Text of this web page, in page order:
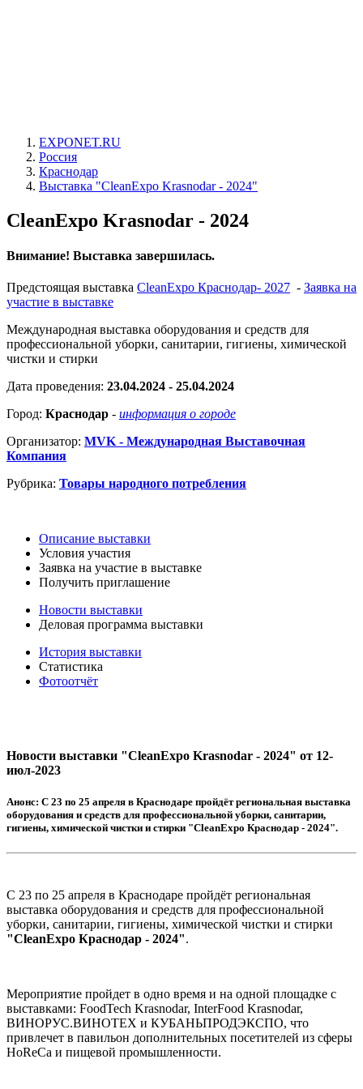
EXPONET.RU
Россия
Краснодар
Выставка "CleanExpo Krasnodar - 2024"
CleanExpo Krasnodar - 2024
Внимание! Выставка завершилась.
Предстоящая выставка CleanExpo Краснодар- 2027 - Заявка на
участие в выставке
Международная выставка оборудования и средств для
профессиональной уборки, санитарии, гигиены, химической
чистки и стирки
Дата проведения: 23.04.2024 - 25.04.2024
Город: Краснодар - информация о городе
Организатор: MVK - Международная Выставочная
Компания
Рубрика: Товары народного потребления
Описание выставки
Условия участия
Заявка на участие в выставке
Получить приглашение
Новости выставки
Деловая программа выставки
История выставки
Статистика
Фотоотчёт
Новости выставки "CleanExpo Krasnodar - 2024" от 12-
июл-2023
Анонс: С 23 по 25 апреля в Краснодаре пройдёт региональная выставка
оборудования и средств для профессиональной уборки, санитарии,
гигиены, химической чистки и стирки "CleanExpo Краснодар - 2024".
С 23 по 25 апреля в Краснодаре пройдёт региональная
выставка оборудования и средств для профессиональной
уборки, санитарии, гигиены, химической чистки и стирки
"CleanExpo Краснодар - 2024".
Мероприятие пройдет в одно время и на одной площадке с
выставками: FoodTech Krasnodar, InterFood Krasnodar,
ВИНОРУС.ВИНОТЕХ и КУБАНЬПРОДЭКСПО, что
привлечет в павильон дополнительных посетителей из сферы
HoReCa и пищевой промышленности.